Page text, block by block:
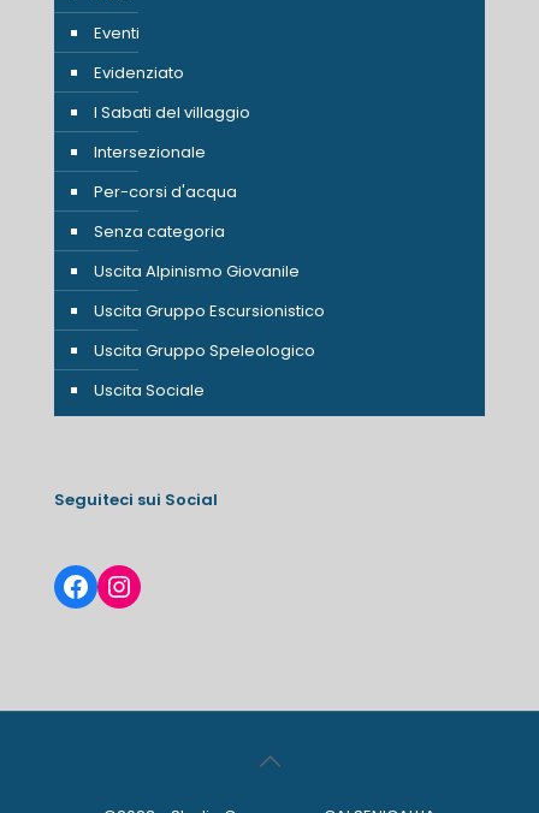
Eventi
Evidenziato
I Sabati del villaggio
Intersezionale
Per-corsi d'acqua
Senza categoria
Uscita Alpinismo Giovanile
Uscita Gruppo Escursionistico
Uscita Gruppo Speleologico
Uscita Sociale
Seguiteci sui Social
Facebook
Instagram